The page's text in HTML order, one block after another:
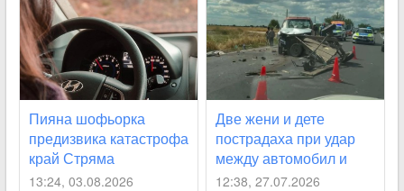
Пияна шофьорка
предизвика катастрофа
край Стряма
13:24, 03.08.2026
Две жени и дете
пострадаха при удар
между автомобил и
каруца край Раковски
12:38, 27.07.2026